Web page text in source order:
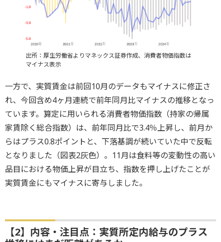
出所：厚生労働省よりマネックス証券作成、消費者物価指数は
マイナス表示
一方で、実質賃金は前回10月のデータもマイナスに修正さ
れ、今回含め4ヶ月連続で前年同月比マイナスの推移となっ
ています。算定に用いられる消費者物価指数（持家の帰属
家賃除く総合指数）は、前年同月比で3.4％上昇し、前月か
らはプラス0.8ポイントと、下落基調が続いていた中で反転
となりました（図表2灰色）。11月は食料等の変動性の高い
品目における物価上昇が目立ち、指数を押し上げたことが
実質賃金にもマイナスに寄与しました。
【2】内容・注目点：実質所定内給与のプラス